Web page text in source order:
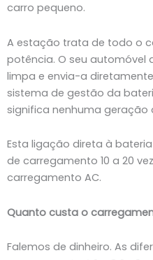
carro pequeno.
A estação trata de todo o
potência. O seu automóvel
limpa e envia-a
sistema de gestão da
significa nenhuma geração
Esta ligação direta à
de carregamento 10 a 20
carregamento AC.
Quanto custa o
Falemos de dinheiro. As